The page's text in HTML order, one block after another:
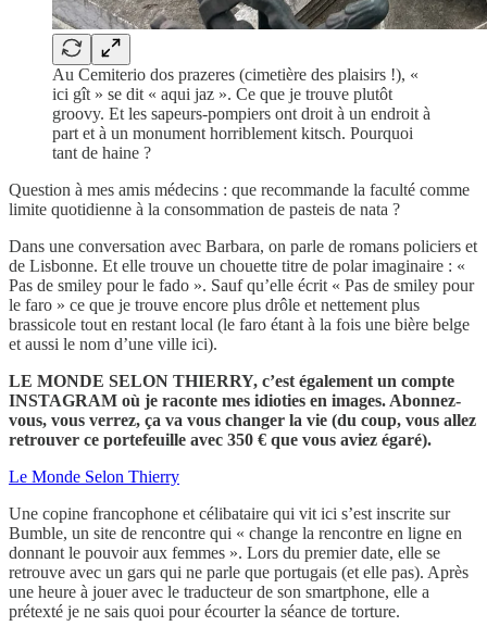
Au Cemiterio dos prazeres (cimetière des plaisirs !), «
ici gît » se dit « aqui jaz ». Ce que je trouve plutôt
groovy. Et les sapeurs-pompiers ont droit à un endroit à
part et à un monument horriblement kitsch. Pourquoi
tant de haine ?
Question à mes amis médecins : que recommande la faculté comme
limite quotidienne à la consommation de pasteis de nata ?
Dans une conversation avec Barbara, on parle de romans policiers et
de Lisbonne. Et elle trouve un chouette titre de polar imaginaire : «
Pas de smiley pour le fado ». Sauf qu’elle écrit « Pas de smiley pour
le faro » ce que je trouve encore plus drôle et nettement plus
brassicole tout en restant local (le faro étant à la fois une bière belge
et aussi le nom d’une ville ici).
LE MONDE SELON THIERRY, c’est également un compte
INSTAGRAM où je raconte mes idioties en images. Abonnez-
vous, vous verrez, ça va vous changer la vie (du coup, vous allez
retrouver ce portefeuille avec 350 € que vous aviez égaré).
Le Monde Selon Thierry
Une copine francophone et célibataire qui vit ici s’est inscrite sur
Bumble, un site de rencontre qui « change la rencontre en ligne en
donnant le pouvoir aux femmes ». Lors du premier date, elle se
retrouve avec un gars qui ne parle que portugais (et elle pas). Après
une heure à jouer avec le traducteur de son smartphone, elle a
prétexté je ne sais quoi pour écourter la séance de torture.